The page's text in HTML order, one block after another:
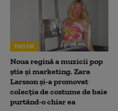
PRO FM
Noua regină a muzicii pop
știe și marketing. Zara
Larsson și-a promovat
colecția de costume de baie
purtând-o chiar ea